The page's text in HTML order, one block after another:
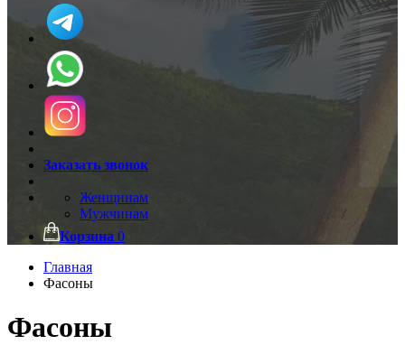
Заказать звонок
Женщинам
Мужчинам
Корзина 0
Главная
Фасоны
Фасоны